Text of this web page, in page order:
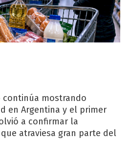
continúa mostrando
en Argentina y el primer
a confirmar la
atraviesa gran parte del